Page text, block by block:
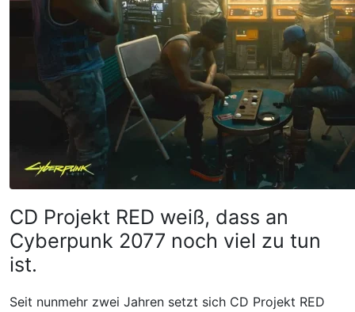
CD Projekt RED weiß, dass an
Cyberpunk 2077 noch viel zu tun
ist.
Seit nunmehr zwei Jahren setzt sich CD Projekt RED